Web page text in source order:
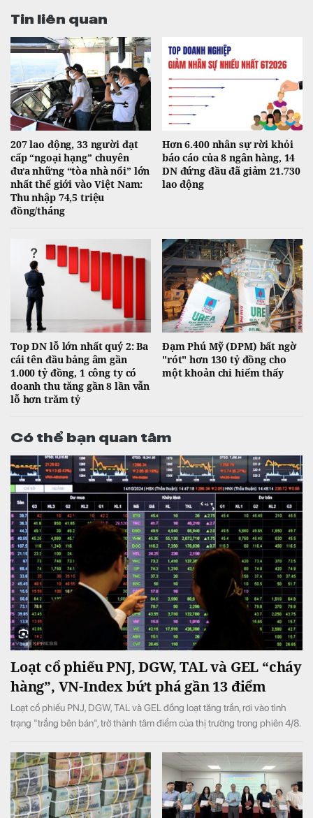
Tin liên quan
207 lao động, 33 người đạt
cấp “ngoại hạng” chuyên
đưa những “tòa nhà nổi” lớn
nhất thế giới vào Việt Nam:
Thu nhập 74,5 triệu
đồng/tháng
Hơn 6.400 nhân sự rời khỏi
báo cáo của 8 ngân hàng, 14
DN đứng đầu đã giảm 21.730
lao động
Top DN lỗ lớn nhất quý 2: Ba
cái tên đầu bảng âm gần
1.000 tỷ đồng, 1 công ty có
doanh thu tăng gần 8 lần vẫn
lỗ hơn trăm tỷ
Đạm Phú Mỹ (DPM) bất ngờ
"rót" hơn 130 tỷ đồng cho
một khoản chi hiếm thấy
Có thể bạn quan tâm
Loạt cổ phiếu PNJ, DGW, TAL và GEL “cháy
hàng”, VN-Index bứt phá gần 13 điểm
Loạt cổ phiếu PNJ, DGW, TAL và GEL đồng loạt tăng trần, rơi vào tình
trạng "trắng bên bán", trở thành tâm điểm của thị trường trong phiên 4/8.